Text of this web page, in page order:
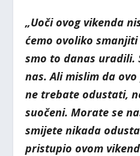
„Uoči ovog vikenda
ćemo ovoliko
smo to danas uradili.
nas. Ali mislim da
ne trebate odustati,
suočeni. Morate se
smijete nikada
pristupio ovom